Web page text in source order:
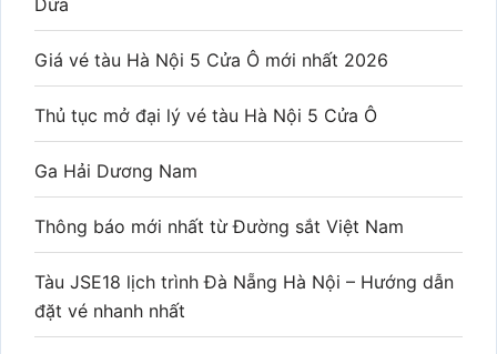
Dừa
Giá vé tàu Hà Nội 5 Cửa Ô mới nhất 2026
Thủ tục mở đại lý vé tàu Hà Nội 5 Cửa Ô
Ga Hải Dương Nam
Thông báo mới nhất từ Đường sắt Việt Nam
Tàu JSE18 lịch trình Đà Nẵng Hà Nội – Hướng dẫn
đặt vé nhanh nhất